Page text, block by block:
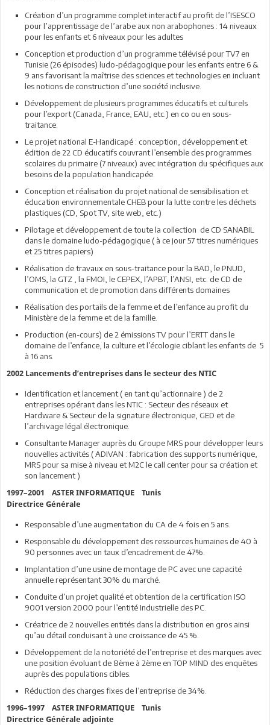
Création d’un programme complet interactif au profit de l’ISESCO
pour l’apprentissage de l’arabe aux non arabophones : 14 niveaux
pour les enfants et 6 niveaux pour les adultes
Conception et production d’un programme télévisé pour TV7 en
Tunisie (26 épisodes) ludo-pédagogique pour les enfants entre 6 &
9 ans favorisant la maîtrise des sciences et technologies en incluant
les notions de construction d’une société inclusive.
Développement de plusieurs programmes éducatifs et culturels
pour l’export (Canada, France, EAU, etc.) en co ou en sous-
traitance.
Le projet national E-Handicapé : conception, développement et
édition de 22 CD éducatifs couvrant l’ensemble des programmes
scolaires du primaire (7 niveaux) avec intégration du spécifiques aux
besoins de la population handicapée.
Conception et réalisation du projet national de sensibilisation et
éducation environnementale CHEB pour la lutte contre les déchets
plastiques (CD, Spot TV, site web, etc.)
Pilotage et développement de toute la collection de CD SANABIL
dans le domaine ludo-pédagogique ( à ce jour 57 titres numériques
et 25 titres papiers)
Réalisation de travaux en sous-traitance pour la BAD, le PNUD,
l’OMS, la GTZ , la FMOI, le CEPEX, l’APBT, l’ANSI, etc. de CD de
communication et de promotion dans différents domaines
Réalisation des portails de la femme et de l’enfance au profit du
Ministère de la femme et de la famille.
Production (en-cours) de 2 émissions TV pour l’ERTT dans le
domaine de l’enfance, la culture et l’écologie ciblant les enfants de 5
à 16 ans.
2002 Lancements d’entreprises dans le secteur des NTIC
Identification et lancement ( en tant qu’actionnaire ) de 2
entreprises opérant dans les NTIC : Secteur des réseaux et
Hardware & Secteur de la signature électronique, GED et de
l’archivage légal électronique.
Consultante Manager auprès du Groupe MRS pour développer leurs
nouvelles activités ( ADIVAN : fabrication des supports numérique,
MRS pour sa mise à niveau et M2C le call center pour sa création et
son lancement )
1997–2001 ASTER INFORMATIQUE Tunis
Directrice Générale
Responsable d’une augmentation du CA de 4 fois en 5 ans.
Responsable du développement des ressources humaines de 40 à
90 personnes avec un taux d’encadrement de 47%.
Implantation d’une usine de montage de PC avec une capacité
annuelle représentant 30% du marché.
Conduite d’un projet qualité et obtention de la certification ISO
9001 version 2000 pour l’entité Industrielle des PC.
Créatrice de 2 nouvelles entités dans la distribution en gros ainsi
qu’au détail conduisant à une croissance de 45 %.
Développement de la notoriété de l’entreprise et des marques avec
une position évoluant de 8ème à 2ème en TOP MIND des enquêtes
auprès des populations cibles.
Réduction des charges fixes de l’entreprise de 34%.
1996–1997 ASTER INFORMATIQUE Tunis
Directrice Générale adjointe